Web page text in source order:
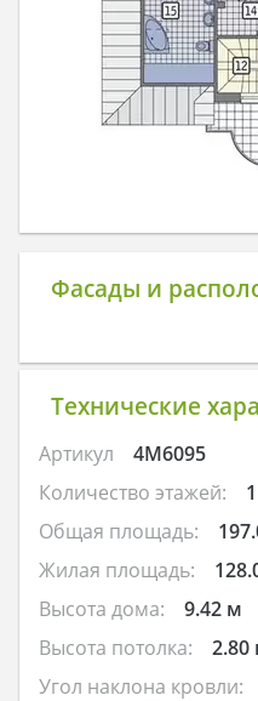
Фасады и
Технические
Артикул
4M6095
Количество этажей:
1
Общая площадь:
Жилая площадь:
Высота дома:
9.42 м
Высота потолка:
2.80
Угол наклона кровли: